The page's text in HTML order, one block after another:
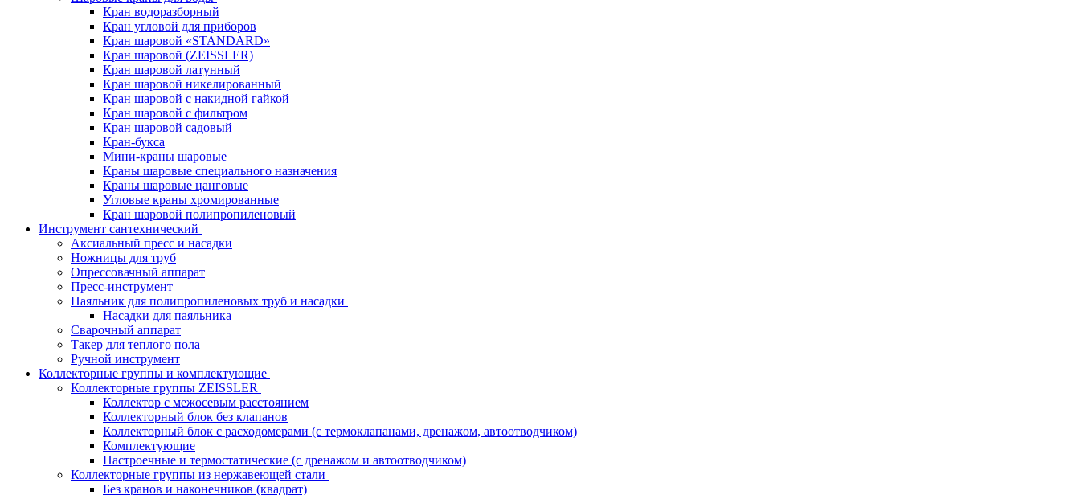
Кран водоразборный
Кран угловой для приборов
Кран шаровой «STANDARD»
Кран шаровой (ZEISSLER)
Кран шаровой латунный
Кран шаровой никелированный
Кран шаровой с накидной гайкой
Кран шаровой с фильтром
Кран шаровой садовый
Кран-букса
Мини-краны шаровые
Краны шаровые специального назначения
Краны шаровые цанговые
Угловые краны хромированные
Кран шаровой полипропиленовый
Инструмент сантехнический
Аксиальный пресс и насадки
Ножницы для труб
Опрессовачный аппарат
Пресс-инструмент
Паяльник для полипропиленовых труб и насадки
Насадки для паяльника
Сварочный аппарат
Такер для теплого пола
Ручной инструмент
Коллекторные группы и комплектующие
Коллекторные группы ZEISSLER
Коллектор с межосевым расстоянием
Коллекторный блок без клапанов
Коллекторный блок с расходомерами (с термоклапанами, дренажом, автоотводчиком)
Комплектующие
Настроечные и термостатические (с дренажом и автоотводчиком)
Коллекторные группы из нержавеющей стали
Без кранов и наконечников (квадрат)